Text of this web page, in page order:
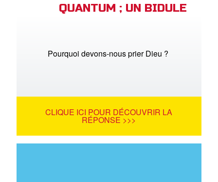
QUANTUM ; UN BIDULE
Pourquoi devons-nous prier Dieu ?
CLIQUE ICI POUR DÉCOUVRIR LA
RÉPONSE >>>